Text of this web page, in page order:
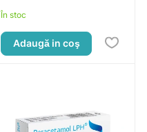
În stoc
Adaugă in coş